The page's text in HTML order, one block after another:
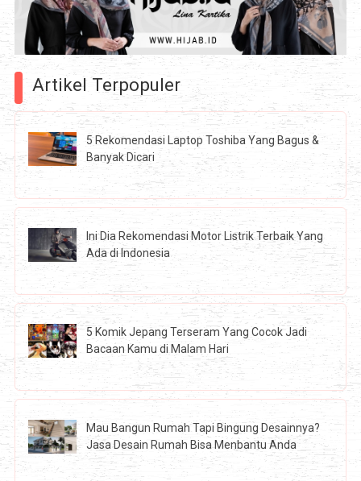
Artikel Terpopuler
5 Rekomendasi Laptop Toshiba Yang Bagus &
Banyak Dicari
Ini Dia Rekomendasi Motor Listrik Terbaik Yang
Ada di Indonesia
5 Komik Jepang Terseram Yang Cocok Jadi
Bacaan Kamu di Malam Hari
Mau Bangun Rumah Tapi Bingung Desainnya?
Jasa Desain Rumah Bisa Menbantu Anda